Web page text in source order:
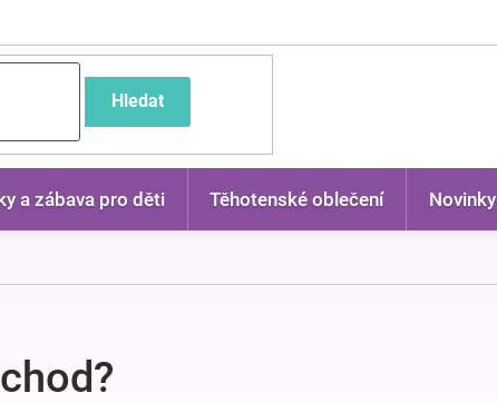
Hledat
a zábava pro děti Těhotenské oblečení Novinky